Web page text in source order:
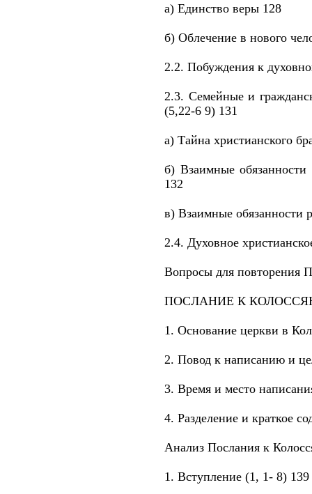
а) Единство веры 128
б) Облечение в нового
2.2. Побуждения к
2.3. Семейные и
(5,22-6 9) 131
а) Тайна христианского
б) Взаимные
132
в) Взаимные обязанности
2.4. Духовное
Вопросы для повторения
ПОСЛАНИЕ К
1. Основание церкви в
2. Повод к написанию и
3. Время и место
4. Разделение и краткое
Анализ Послания к
1. Вступление (1, 1- 8) 139